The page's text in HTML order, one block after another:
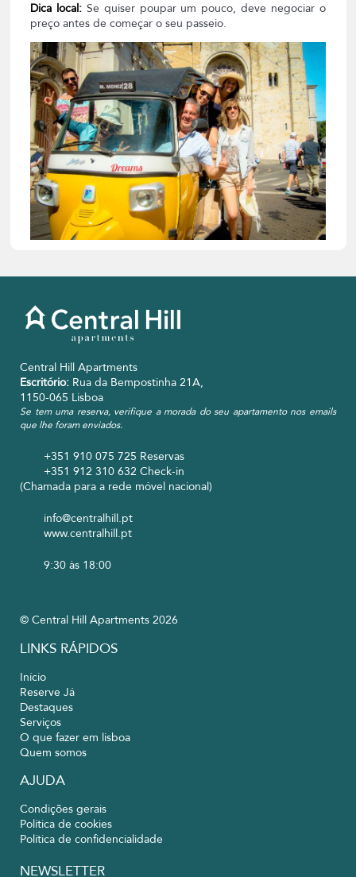
Dica local: Se quiser poupar um pouco, deve negociar o
preço antes de começar o seu passeio.
Central Hill Apartments
Escritório: Rua da Bempostinha 21A,
1150-065 Lisboa
Se tem uma reserva, verifique a morada do seu apartamento nos emails
que lhe foram enviados.
+351 910 075 725 Reservas
+351 912 310 632 Check-in
(Chamada para a rede móvel nacional)
info@centralhill.pt
www.centralhill.pt
9:30 às 18:00
© Central Hill Apartments 2026
LINKS RÁPIDOS
Início
Reserve Já
Destaques
Serviços
O que fazer em lisboa
Quem somos
AJUDA
Condições gerais
Política de cookies
Política de confidencialidade
NEWSLETTER